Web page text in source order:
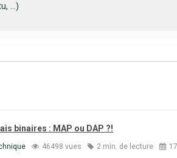
...)
binaires : MAP ou DAP ?!
46498 vues 2 min. de lecture